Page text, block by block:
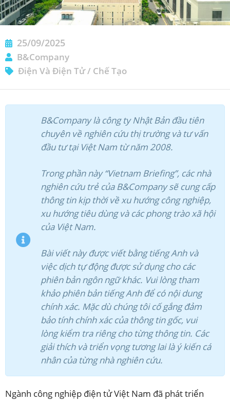
25/09/2025
B&Company
Điện Và Điện Tử/ Chế Tạo
B&Company là công ty Nhật Bản đầu tiên
chuyên về nghiên cứu thị trường và tư vấn
đầu tư tại Việt Nam từ năm 2008.
Trong phần này “Vietnam Briefing”, các nhà
nghiên cứu trẻ của B&Company sẽ cung cấp
thông tin kịp thời về xu hướng công nghiệp,
xu hướng tiêu dùng và các phong trào xã hội
của Việt Nam.
Bài viết này được viết bằng tiếng Anh và
việc dịch tự động được sử dụng cho các
phiên bản ngôn ngữ khác. Vui lòng tham
khảo phiên bản tiếng Anh để có nội dung
chính xác. Mặc dù chúng tôi cố gắng đảm
bảo tính chính xác của thông tin gốc, vui
lòng kiểm tra riêng cho từng thông tin. Các
giải thích và triển vọng tương lai là ý kiến cá
nhân của từng nhà nghiên cứu.
Ngành công nghiệp điện tử Việt Nam đã phát triển